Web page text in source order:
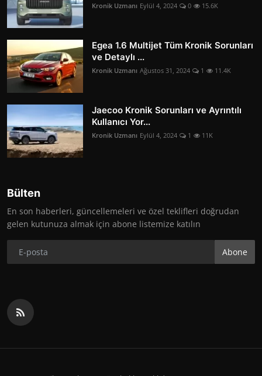
Kronik Uzmanı Eylül 4, 2024 0 15.6K
Egea 1.6 Multijet Tüm Kronik Sorunları
ve Detaylı ...
Kronik Uzmanı Ağustos 31, 2024 1 11.4K
Jaecoo Kronik Sorunları ve Ayrıntılı
Kullanıcı Yor...
Kronik Uzmanı Eylül 4, 2024 1 11K
Bülten
En son haberleri, güncellemeleri ve özel teklifleri doğrudan
gelen kutunuza almak için abone listemize katılın
Abone